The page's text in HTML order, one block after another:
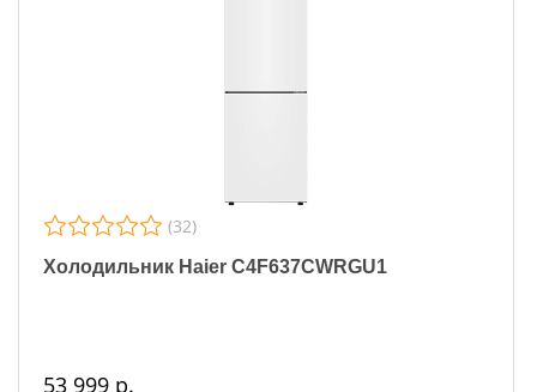
(32)
Холодильник Haier C4F637CWRGU1
53 999 р.